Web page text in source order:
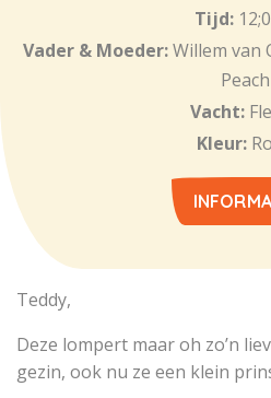
Tijd:
Vader & Moeder:Willem van
Peach
Vacht:
Kleur:
Teddy,
Deze lompert maar oh zo’n
gezin, ook nu ze een klein